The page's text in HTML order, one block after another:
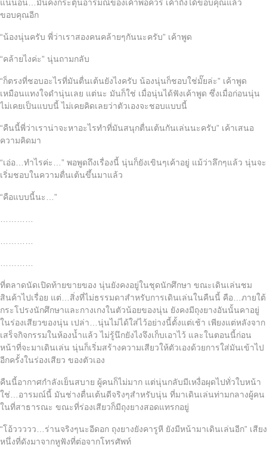
แน่นอน…มันคงกระตุ้นอารมณ์ของเค้าพอควร เค้าถึงได้ขอบคุณแล้ว
ขอบคุณอีก
“น้องนุ่นครับ พี่ว่าเราสองคนคล้ายๆกันนะครับ” เค้าพูด
“คล้ายไงค่ะ” นุ่นถามกลับ
“ก็ตรงที่ชอบอะไรที่มันตื่นเต้นยังไงครับ น้องนุ่นก็ชอบใช่มั๊ยล่ะ” เค้าพูด
เหมือนแทงใจดำนุ่นเลย แต่นะ มันก็ใช่ เมื่อนุ่นได้ฟังเค้าพูด ซึ่งเมื่อก่อนนุ่น
ไม่เคยเป็นแบบนี้ ไม่เคยคิดเลยว่าตัวเองจะชอบแบบนี้
“คืนนี้พี่ว่าเราน่าจะหาอะไรทำที่มันสนุกตื่นเต้นกันเล่นนะครับ” เค้าเสนอ
ความคิดมา
“เอ่อ…ทำไรค่ะ…” พอพูดถึงเรื่องนี้ นุ่นก็ยังเขินๆเค้าอยู่ แม้ว่าลึกๆแล้ว นุ่นจะ
เริ่มชอบในความตื่นเต้นขึ้นมาแล้ว
“คือแบบนี้นะ…”
ที่ตลาดนัดเปิดท้ายขายของ นุ่นยังคงอยู่ในชุดนักศึกษา ขณะเดินเล่นชม
สินค้าไปเรื่อย แต่…สิ่งที่ไม่ธรรมดาสำหรับการเดินเล่นในคืนนี้ คือ…ภายใต้
กระโปรงนักศึกษาและกางเกงในตัวน้อยของนุ่น ยังคงมีถุงยางอันนั้นคาอยู่
ในร่องเสียวของนุ่น เปล่า…นุ่นไม่ได้ใส่ไว้อย่างนี้ตั้งแต่เช้า เพียงแต่หลังจาก
เสร็จกิจกรรมในห้องน้ำแล้ว ไม่รู้นึกยังไงจึงเก็บเอาไว้ และในตอนนี้ก่อน
หน้าที่จะมาเดินเล่น นุ่นก็เริ่มสร้างความเสียวให้ตัวเองด้วยการใส่มันเข้าไป
อีกครั้งในร่องเสียว ของตัวเอง
คืนนี้อากาศกำลังเย็นสบาย ผู้คนก็ไม่มาก แต่นุ่นกลับมีเหงื่อผุดไปทั่วใบหน้า
ใช่…อารมณ์นี้ มันช่างตื่นเต้นดีจริงๆสำหรับนุ่น ที่มาเดินเล่นท่ามกลางผู้คน
ในที่สาธารณะ ขณะที่ร่องเสียวก็มีถุงยางสอดแทรกอยู่
“โอ้ววววว…ร่านจริงๆนะอีดอก ถุงยางยังคารูหี ยังมีหน้ามาเดินเล่นอีก” เสียง
หนึ่งที่ดังมาจากหูฟังที่ต่อจากโทรศัพท์